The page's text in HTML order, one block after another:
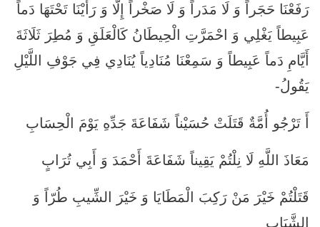
رَفَعْنَا حَجَراً وَ لَا مَدَراً وَ لَا صَخْراً إِلَّا وَ رَأَيْنَا تَحْتَهَا دَماً
عَبِيطاً يَغْلِي وَ احْمَرَّتِ الْحِيطَانُ كَالْعَلَقِ وَ مُطِرَ ثَلَاثَةَ
أَيَّامِ دَماً عَبِيطاً وَ سَمِعْنَا مُنَادِياً يُنَادِي فِي جَوْفِ اللَّيْلِ
يَقُولُ-
أَ تَرْجُو أُمَّةٌ قَتَلَتْ حُسَيْناً شَفَاعَةَ جَدِّهِ يَوْمَ الْحِسَابِ‏
مَعَاذَ اللَّهِ لَا نِلْتُمْ يَقِيناً شَفَاعَةَ أَحْمَدَ وَ أَبِي تُرَابٍ‏
قَتَلْتُمْ خَيْرَ مَنْ رَكِبَ الْمَطَايَا وَ خَيْرَ الشِّيبِ طُرّاً وَ
الشَّبَابِ‏